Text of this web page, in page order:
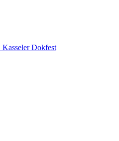
Dokfest